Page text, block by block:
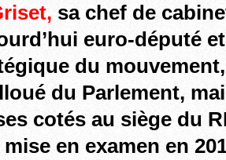
sa chef de
euro-député
que du
du Parlement,
cotés au siège du
en examen en